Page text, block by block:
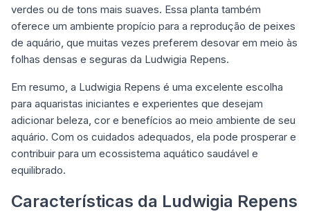
verdes ou de tons mais suaves. Essa planta também
oferece um ambiente propício para a reprodução de peixes
de aquário, que muitas vezes preferem desovar em meio às
folhas densas e seguras da Ludwigia Repens.
Em resumo, a Ludwigia Repens é uma excelente escolha
para aquaristas iniciantes e experientes que desejam
adicionar beleza, cor e benefícios ao meio ambiente de seu
aquário. Com os cuidados adequados, ela pode prosperar e
contribuir para um ecossistema aquático saudável e
equilibrado.
Características da Ludwigia Repens